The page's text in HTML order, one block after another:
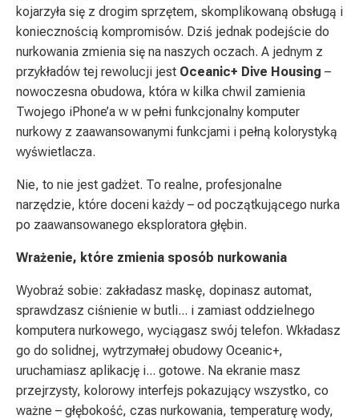
kojarzyła się z drogim sprzętem, skomplikowaną obsługą i
koniecznością kompromisów. Dziś jednak podejście do
nurkowania zmienia się na naszych oczach. A jednym z
przykładów tej rewolucji jest Oceanic+ Dive Housing –
nowoczesna obudowa, która w kilka chwil zamienia
Twojego iPhone’a w w pełni funkcjonalny komputer
nurkowy z zaawansowanymi funkcjami i pełną kolorystyką
wyświetlacza.
Nie, to nie jest gadżet. To realne, profesjonalne
narzędzie, które doceni każdy – od początkującego nurka
po zaawansowanego eksploratora głębin.
Wrażenie, które zmienia sposób nurkowania
Wyobraź sobie: zakładasz maskę, dopinasz automat,
sprawdzasz ciśnienie w butli... i zamiast oddzielnego
komputera nurkowego, wyciągasz swój telefon. Wkładasz
go do solidnej, wytrzymałej obudowy Oceanic+,
uruchamiasz aplikację i... gotowe. Na ekranie masz
przejrzysty, kolorowy interfejs pokazujący wszystko, co
ważne – głębokość, czas nurkowania, temperaturę wody,